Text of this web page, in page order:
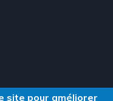
site pour améliorer